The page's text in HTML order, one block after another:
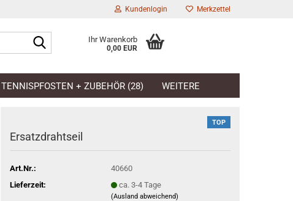
Kundenlogin
Mail
Merkzettel
Ihr Warenkorb
0,00 EUR
TENNISPFOSTEN + ZUBEHÖR (28) WEITERE
TOP
Ersatzdrahtseil
Art.Nr.:
40660
Lieferzeit:
ca. 3-4 Tage
(Ausland abweichend)